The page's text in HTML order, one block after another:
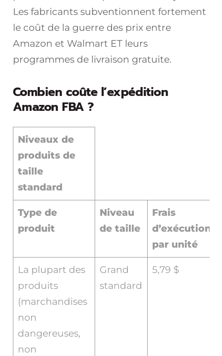
Les fabricants subventionnent fortement
le coût de la guerre des prix entre
Amazon et Walmart ET leurs
programmes de livraison gratuite.
Combien coûte l’expédition
Amazon FBA ?
Niveaux de
produits de
taille
standard
Type de
produit
Niveau
de taille
Frais
d’exécution
par unité
La plupart des
produits
(marchandises
non
dangereuses,
non
Grand
standard
5,79 $